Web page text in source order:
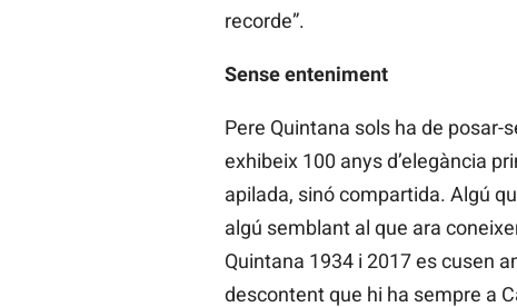
recorde”.
Sense enteniment
Pere Quintana sols ha de
exhibeix 100 anys d’elegància
apilada, sinó compartida. Algú
algú semblant al que ara
Quintana 1934 i 2017 es cusen
descontent que hi ha sempre a